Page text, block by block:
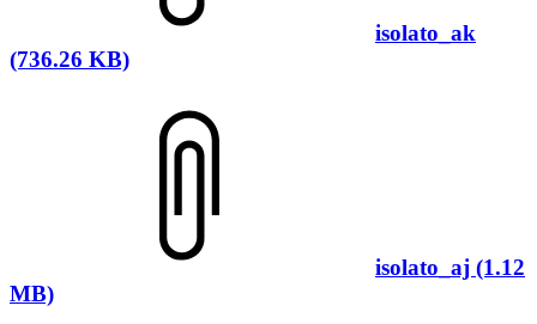
isolato_ak
(736.26 KB)
isolato_aj (1.12
MB)